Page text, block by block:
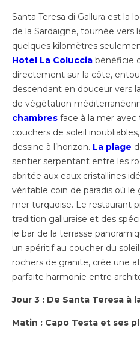
Santa Teresa di Gallura est la
de la Sardaigne, tournée vers
quelques kilomètres
Hotel La Coluccia bénéficie
directement sur la côte,
descendant en douceur vers
de végétation
chambres face à la mer avec
couchers de soleil
dessine à l’horizon. La plage
sentier serpentant entre les
abritée aux eaux cristallines
véritable coin de paradis où
mer turquoise. Le restaurant
tradition galluraise et des
le bar de la terrasse
un apéritif au coucher du
rochers de granite, crée une
parfaite harmonie entre
Jour 3 : De Santa Teresa à
Matin : Capo Testa et ses